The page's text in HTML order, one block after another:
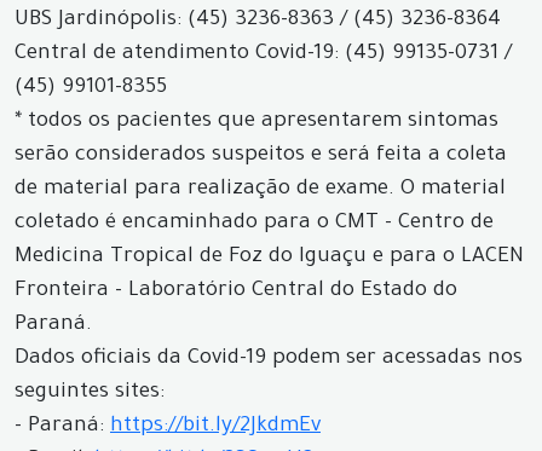
UBS Jardinópolis: (45) 3236-8363 / (45) 3236-8364
Central de atendimento Covid-19: (45) 99135-0731 /
(45) 99101-8355
* todos os pacientes que apresentarem sintomas
serão considerados suspeitos e será feita a coleta
de material para realização de exame. O material
coletado é encaminhado para o CMT - Centro de
Medicina Tropical de Foz do Iguaçu e para o LACEN
Fronteira - Laboratório Central do Estado do
Paraná.
Dados oficiais da Covid-19 podem ser acessadas nos
seguintes sites:
- Paraná: https://bit.ly/2JkdmEv